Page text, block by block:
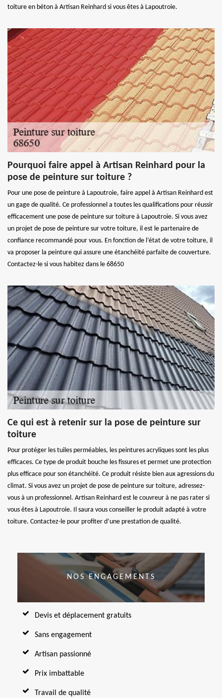
toiture en béton à Artisan Reinhard si vous êtes à Lapoutroie.
Pourquoi faire appel à Artisan Reinhard pour la
pose de peinture sur toiture ?
Pour une pose de peinture à Lapoutroie, faire appel à Artisan Reinhard est
un gage de qualité. Ce professionnel a toutes les qualifications pour réussir
efficacement une pose de peinture sur toiture à Lapoutroie. Si vous avez
un projet de pose de peinture sur votre toiture, il est le partenaire de
confiance recommandé pour vous. En fonction de l’état de votre toiture, il
va proposer la peinture qui assure une étanchéité parfaite de couverture.
Contactez-le si vous habitez dans le 68650
Ce qui est à retenir sur la pose de peinture sur
toiture
Pour protéger les tuiles perméables, les peintures acryliques sont les plus
efficaces. Ce type de produit bouche les fissures et permet une protection
plus efficace pour son étanchéité. Ce produit résiste bien aux agressions du
climat. Si vous avez un projet de pose de peinture sur toiture, adressez-
vous à un professionnel. Artisan Reinhard est le couvreur à ne pas rater si
vous êtes à Lapoutroie. Il saura vous conseiller le produit adapté à votre
toiture. Contactez-le pour profiter d’une prestation de qualité.
NOS ENGAGEMENTS
Devis et déplacement gratuits
Sans engagement
Artisan passionné
Prix imbattable
Travail de qualité